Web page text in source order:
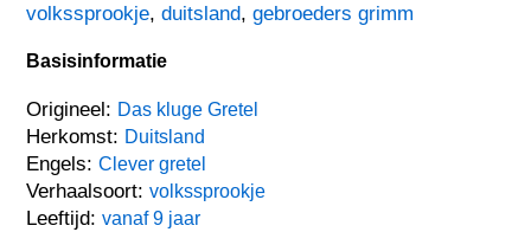
volkssprookje,duitsland,gebroeders grimm
Basisinformatie
Origineel: Das kluge Gretel
Herkomst: Duitsland
Engels:Clever gretel
Verhaalsoort:volkssprookje
Leeftijd:vanaf 9 jaar